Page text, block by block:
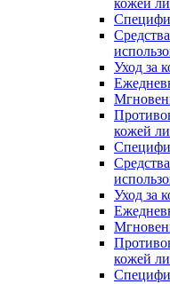
кожей
Уход за
кожей
Уход за
кожей